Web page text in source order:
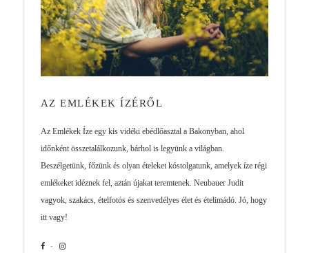
AZ EMLÉKEK ÍZÉRŐL
Az Emlékek Íze egy kis vidéki ebédlőasztal a Bakonyban, ahol
időnként összetalálkozunk, bárhol is legyünk a világban.
Beszélgetünk, főzünk és olyan ételeket kóstolgatunk, amelyek íze régi
emlékeket idéznek fel, aztán újakat teremtenek. Neubauer Judit
vagyok, szakács, ételfotós és szenvedélyes élet és ételimádó. Jó, hogy
itt vagy!